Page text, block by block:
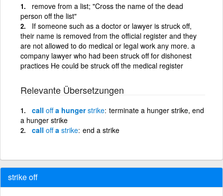
remove from a list; "Cross the name of the dead
person off the list"
If someone such as a doctor or lawyer is struck off,
their name is removed from the official register and they
are not allowed to do medical or legal work any more. a
company lawyer who had been struck off for dishonest
practices He could be struck off the medical register
Relevante Übersetzungen
call offa hungerstrike terminate a hunger strike, end
a hunger strike
call offa strike end a strike
strike off